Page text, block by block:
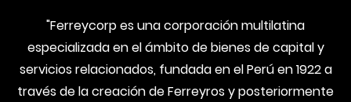
"Ferreycorp es una corporación multilatina
especializada en el ámbito de bienes de capital y
servicios relacionados, fundada en el Perú en 1922 a
través de la creación de Ferreyros y posteriormente